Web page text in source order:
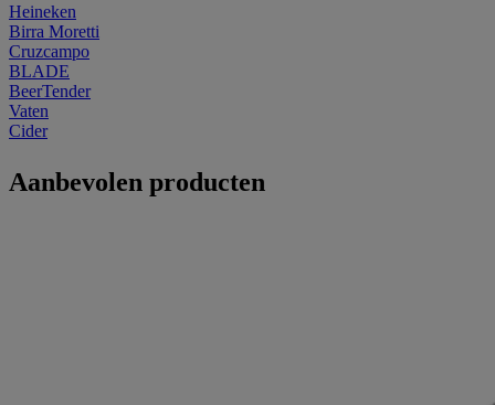
Heineken
Birra Moretti
Cruzcampo
BLADE
BeerTender
Vaten
Cider
Aanbevolen producten